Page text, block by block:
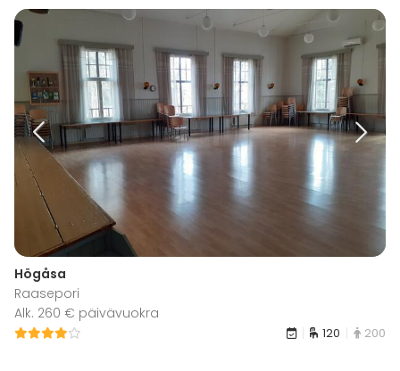
Högåsa
Raasepori
Alk. 260 € päivävuokra
120 200